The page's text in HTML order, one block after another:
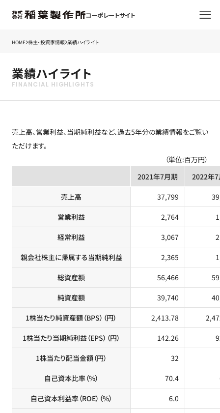
コーポレートサイト
HOME 株主・投資家情報 業績ハイライト
業績ハイライト
売上高、営業利益、当期純利益など、過去5年分の業績情報をご覧い
ただけます。
（単位:百万円）
2021年7月期
2022年
売上高 37,799
営業利益 2,764
経常利益 3,067
親会社株主に帰属する当期純利益 2,365
総資産額 56,466
純資産額 39,740
1株当たり純資産額（BPS）（円） 2,413.78
1株当たり当期純利益（EPS）（円） 142.26
1株当たり配当金額（円） 32
自己資本比率（%） 70.4
自己資本利益率（ROE）（%） 6.0